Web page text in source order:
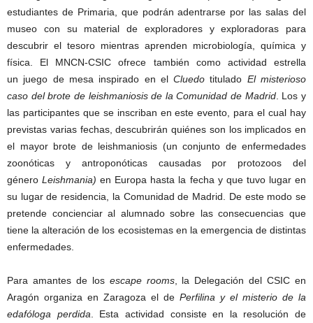
estudiantes de Primaria, que podrán adentrarse por las salas del
museo con su material de exploradores y exploradoras para
descubrir el tesoro mientras aprenden microbiología, química y
física. El MNCN-CSIC ofrece también como actividad estrella
un juego de mesa inspirado en elCluedo titulado El misterioso
caso del brote de leishmaniosis de la Comunidad de Madrid. Los y
las participantes que se inscriban en este evento, para el cual hay
previstas varias fechas, descubrirán quiénes son los implicados en
el mayor brote de leishmaniosis (un conjunto de enfermedades
zoonóticas y antroponóticas causadas por protozoos del
géneroLeishmania) en Europa hasta la fecha y que tuvo lugar en
su lugar de residencia, la Comunidad de Madrid. De este modo se
pretende concienciar al alumnado sobre las consecuencias que
tiene la alteración de los ecosistemas en la emergencia de distintas
enfermedades.
Para amantes de los escape rooms, la Delegación del CSIC en
Aragón organiza en Zaragoza el de Perfilina y el misterio de la
edafóloga perdida . Esta actividad consiste en la resolución de